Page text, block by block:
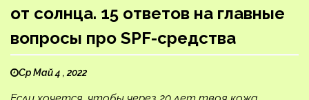
от солнца. 15 ответов на главные
вопросы про SPF-средства
Ср Май 4 , 2022